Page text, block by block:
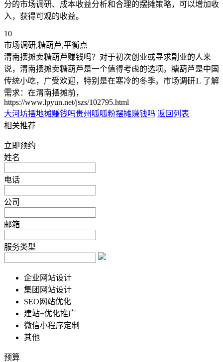
分的市场调研、成本收益分析和合理的摆摊策略，可以增加收
入，获得可观的收益。
10
市场调研,糖葫芦,平衡点
渭南摆摊卖糖葫芦赚钱吗？对于初次创业或寻求副业的人来
说，渭南摆摊卖糖葫芦是一个值得考虑的选项。糖葫芦是中国
传统小吃，广受欢迎，特别是在寒冷的冬季。市场调研1. 了解
需求：在渭南摆摊前，
https://www.lpyun.net/jszs/102795.html
大河坊摆地摊赚钱吗贵州呱呱粉摆摊赚钱吗 返回列表
相关推荐
立即预约
姓名
电话
公司
邮箱
服务类型
企业网站设计
集团网站设计
SEO网站优化
建站+优化推广
微信小程序定制
其他
预算